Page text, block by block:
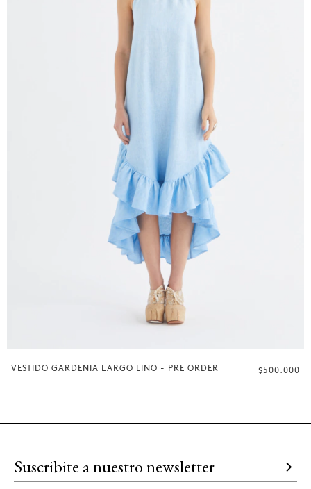
VESTIDO GARDENIA LARGO LINO - PRE ORDER $500.000